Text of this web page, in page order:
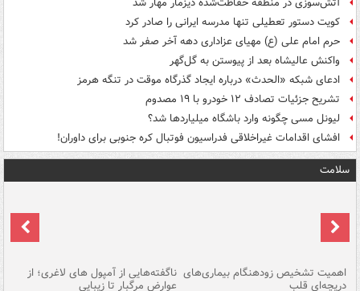
کویت دستور تعطیلی تنها مدرسه ایرانی را صادر کرد
حرم امام علی (ع) مهیای عزاداری دهه آخر صفر شد
واکنش عالیشاه بعد از پیوستن به گل‌گهر
ادعای شبکه «الحدث» درباره ایجاد گذرگاه موقت در تنگه هرمز
تشریح جزئیات تصادف ۱۲ خودرو با ۱۹ مصدوم
لیونل مسی چگونه وارد باشگاه میلیاردها شد؟
افشای اقدامات غیراخلاقی فدراسیون فوتبال کره جنوبی برای داوران!
سلامت
اهمیت تشخیص زودهنگام بیماری‌های
دریچه‌ای قلب
ناگفته‌هایی از آمپول های لاغری؛ از
عوارض مرگبار تا زیبایی